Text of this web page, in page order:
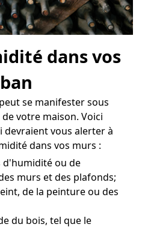
dans vos
se manifester sous
votre maison. Voici
vous alerter à
dans vos murs :
d'humidité ou de
murs et des plafonds;
de la peinture ou des
du bois, tel que le